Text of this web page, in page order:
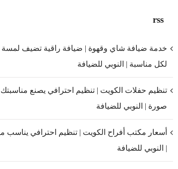
rss
خدمة ضيافة شاي وقهوة | ضيافة راقية تضيف لمسة
لكل مناسبة | النوبي للضيافة
تنظيم حفلات الكويت | تنظيم احترافي يصنع
صورة | النوبي للضيافة
أسعار مكتب أفراح الكويت | تنظيم احترافي يناسب
| النوبي للضيافة